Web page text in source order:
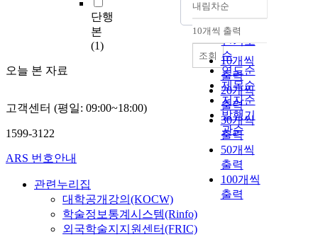
단행
본
(1)
오늘 본 자료
정확도
순
인기도
순
연도순
제목순
저자순
발행기
관순
내림차순
내림차순
10개씩 출력
10개씩
출력
20개씩
출력
30개씩
출력
50개씩
출력
100개씩
출력
조회
고객센터 (평일: 09:00~18:00)
1599-3122
ARS 번호안내
관련누리집
대학공개강의(KOCW)
학술정보통계시스템(Rinfo)
외국학술지지원센터(FRIC)